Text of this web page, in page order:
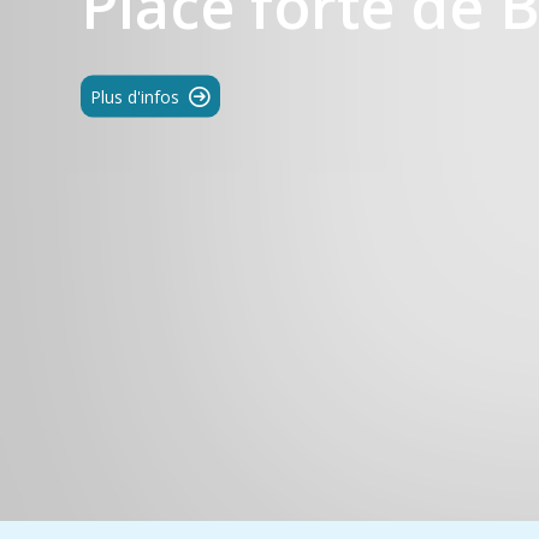
Plus d'infos